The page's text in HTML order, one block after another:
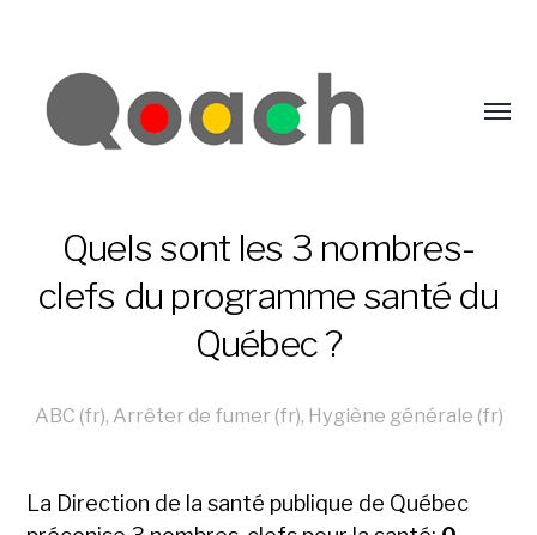
Quels sont les 3 nombres-
clefs du programme santé du
Québec ?
ABC (fr), Arrêter de fumer (fr), Hygiène générale (fr)
La Direction de la santé publique de Québec